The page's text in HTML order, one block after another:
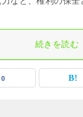
続きを読む
0